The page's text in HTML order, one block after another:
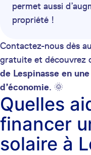
permet aussi
propriété !
Contactez-nous dès
gratuite et découvrez
de Lespinasse en
d’économie. 🌞
Quelles
financer
solaire à